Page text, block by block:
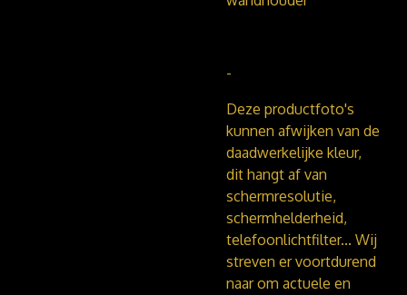
-
Deze productfoto's
kunnen afwijken van de
daadwerkelijke kleur,
dit hangt af van
schermresolutie,
schermhelderheid,
telefoonlichtfilter... Wij
streven er voortdurend
naar om actuele en